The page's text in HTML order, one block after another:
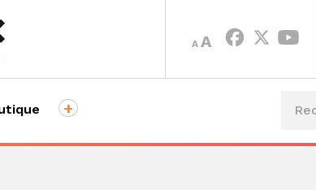
A
DECREASE
FONT
AINCREASE
SIZE.
+